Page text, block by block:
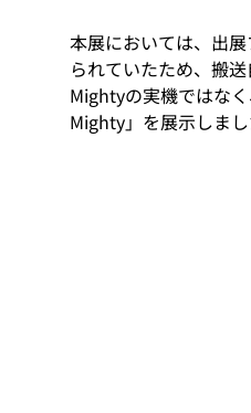
本展においては、出
られていたため、搬
Mightyの実機ではな
Mighty」を展示しまし